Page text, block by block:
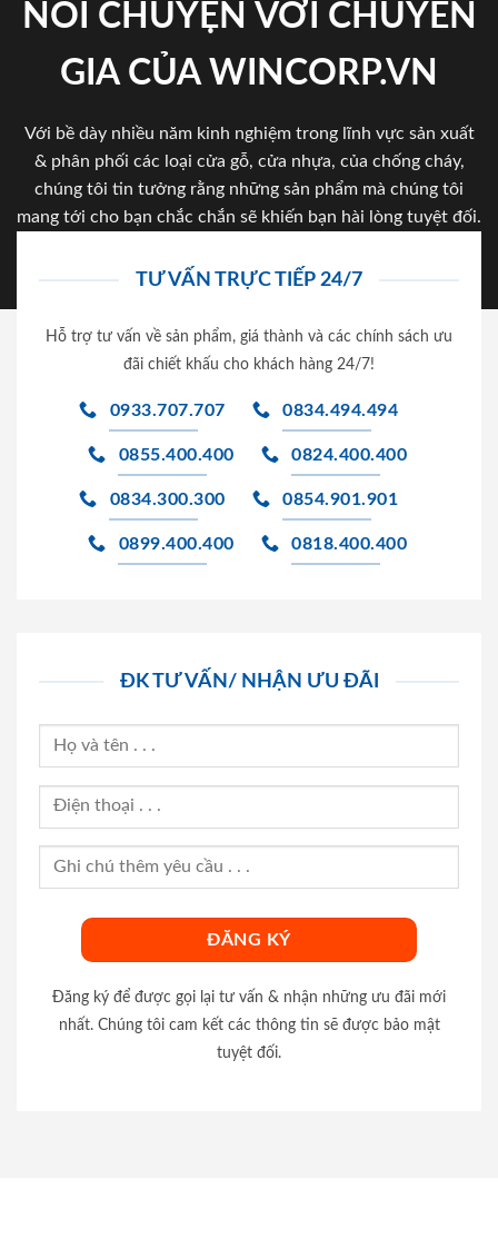
NÓI CHUYỆN VỚI CHUYÊN
GIA CỦA WINCORP.VN
Với bề dày nhiều năm kinh nghiệm trong lĩnh vực sản xuất
& phân phối các loại cửa gỗ, cửa nhựa, của chống cháy,
chúng tôi tin tưởng rằng những sản phẩm mà chúng tôi
mang tới cho bạn chắc chắn sẽ khiến bạn hài lòng tuyệt đối.
TƯ VẤN TRỰC TIẾP 24/7
Hỗ trợ tư vấn về sản phẩm, giá thành và các chính sách ưu
đãi chiết khấu cho khách hàng 24/7!
0933.707.707 0834.494.494
0855.400.400 0824.400.400
0834.300.300 0854.901.901
0899.400.400 0818.400.400
ĐK TƯ VẤN/ NHẬN ƯU ĐÃI
Đăng ký để được gọi lại tư vấn & nhận những ưu đãi mới
nhất. Chúng tôi cam kết các thông tin sẽ được bảo mật
tuyệt đối.